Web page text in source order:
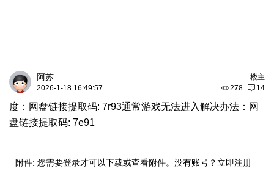
楼主
阿苏
278 14
2026-1-18 16:49:57
度：网盘链接提取码: 7r93通常游戏无法进入解决办法：网
盘链接提取码: 7e91
附件: 您需要登录才可以下载或查看附件。没有账号？ 立即注册